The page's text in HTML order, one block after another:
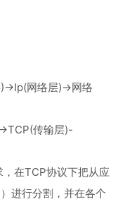
>Ip(网络层)->网络
传输层)-
在TCP协议下把从应
进行分割，并在各个